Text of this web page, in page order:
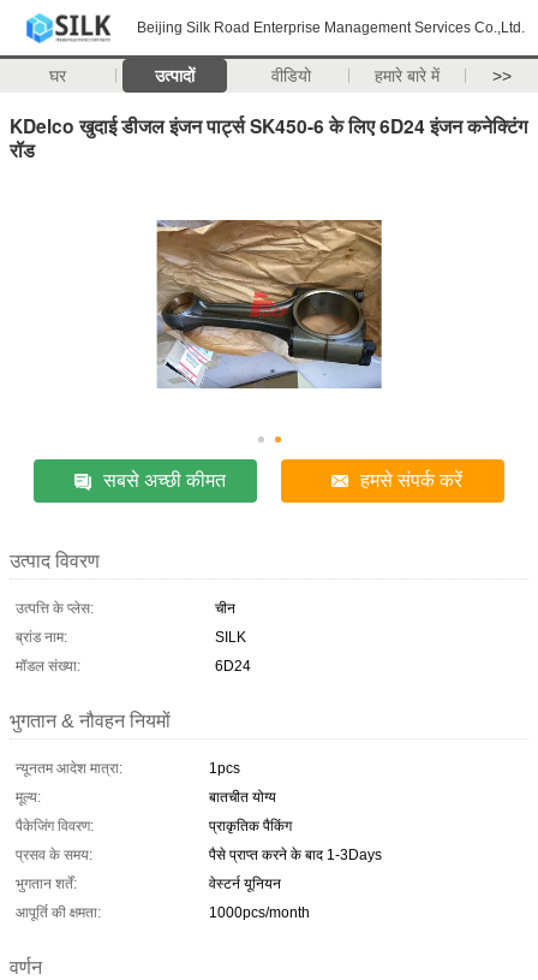
Beijing Silk Road Enterprise Management Services Co.,Ltd.
घर उत्पादों वीडियो हमारे बारे में >>
KDelco खुदाई डीजल इंजन पार्ट्स SK450-6 के लिए 6D24 इंजन कनेक्टिंग
रॉड
सबसे अच्छी कीमत हमसे संपर्क करें
उत्पाद विवरण
उत्पत्ति के प्लेस:
चीन
ब्रांड नाम:
SILK
मॉडल संख्या:
6D24
भुगतान & नौवहन नियमों
न्यूनतम आदेश मात्रा:
1pcs
मूल्य:
बातचीत योग्य
पैकेजिंग विवरण:
प्राकृतिक पैकिंग
प्रसव के समय:
पैसे प्राप्त करने के बाद 1-3Days
भुगतान शर्तें:
वेस्टर्न यूनियन
आपूर्ति की क्षमता:
1000pcs/month
वर्णन